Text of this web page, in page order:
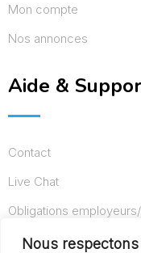
Nous
Mon compte
Nos annonces
Aide &
Contact
Live Chat
Obligations
Conditions d’utilisation